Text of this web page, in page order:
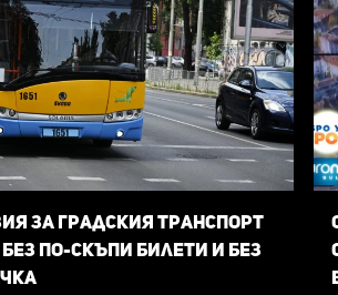
за градския транспорт
по-скъпи билети и без